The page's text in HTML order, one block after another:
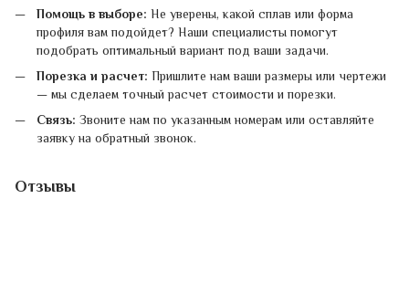
Помощь в выборе: Не уверены, какой сплав или форма
профиля вам подойдет? Наши специалисты помогут
подобрать оптимальный вариант под ваши задачи.
Порезка и расчет: Пришлите нам ваши размеры или чертежи
— мы сделаем точный расчет стоимости и порезки.
Связь: Звоните нам по указанным номерам или оставляйте
заявку на обратный звонок.
Отзывы